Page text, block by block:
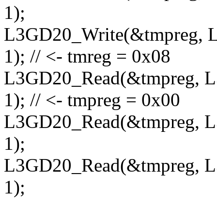
1);
L3GD20_Write(&tmpreg,
1); // <- tmreg = 0x08
L3GD20_Read(&tmpreg,
1); // <- tmpreg = 0x00
L3GD20_Read(&tmpreg,
1);
L3GD20_Read(&tmpreg,
1);